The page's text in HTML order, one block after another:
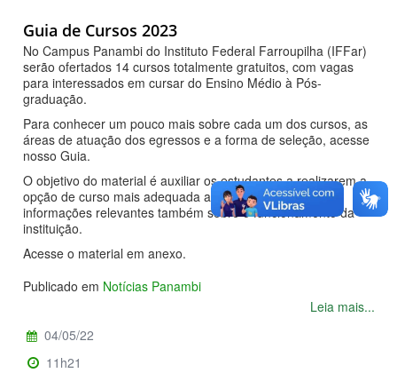
Guia de Cursos 2023
No Campus Panambi do Instituto Federal Farroupilha (IFFar)
serão ofertados 14 cursos totalmente gratuitos, com vagas
para interessados em cursar do Ensino Médio à Pós-
graduação.
Para conhecer um pouco mais sobre cada um dos cursos, as
áreas de atuação dos egressos e a forma de seleção, acesse
nosso Guia.
O objetivo do material é auxiliar os estudantes a realizarem a
opção de curso mais adequada ao seu perfil, fornecendo
informações relevantes também sobre o funcionamento da
instituição.
Acesse o material em anexo.
Publicado em Notícias Panambi
Leia mais...
04/05/22
11h21